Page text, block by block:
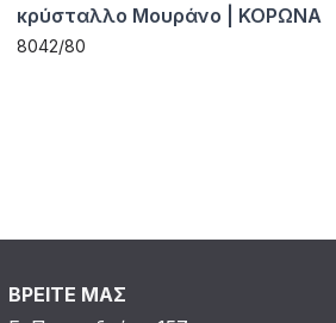
κρύσταλλο Μουράνο | ΚΟΡΩΝΑ
8042/80
ΒΡΕΙΤΕ ΜΑΣ